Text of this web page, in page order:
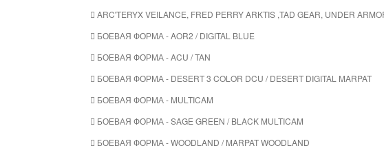
ARC'TERYX VEILANCE, FRED PERRY ARKTIS ,TAD GEAR, UNDER
БОЕВАЯ ФОРМА - AOR2 / DIGITAL BLUE
БОЕВАЯ ФОРМА - ACU / TAN
БОЕВАЯ ФОРМА - DESERT 3 COLOR DCU / DESERT DIGITAL MARPAT
БОЕВАЯ ФОРМА - MULTICAM
БОЕВАЯ ФОРМА - SAGE GREEN / BLACK MULTICAM
БОЕВАЯ ФОРМА - WOODLAND / MARPAT WOODLAND